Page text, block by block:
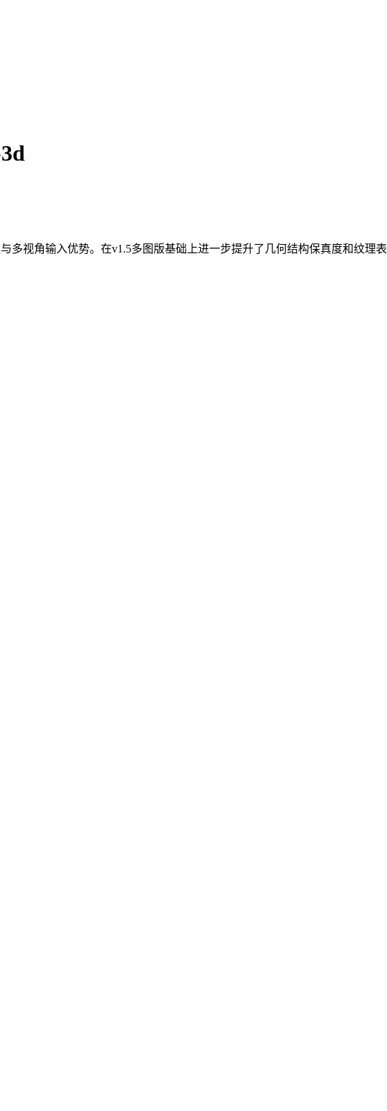
多视角输入优势。在v1.5多图版基础上进一步提升了几何结构保真度和纹